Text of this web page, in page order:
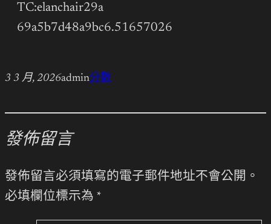
TC:elanchair29a
69a5b7d48a9bc6.51657026
3 3 月, 2026admin分數
發佈留言
發佈留言必須填寫的電子郵件地址不會公開。
必填欄位標示為 *